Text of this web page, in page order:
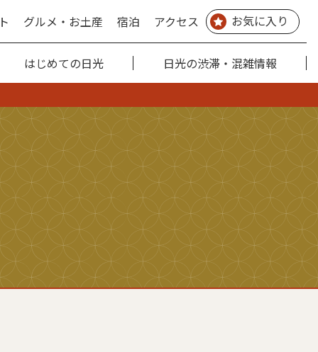
グルメ・お土産 宿泊 アクセス お気に入り
はじめての日光 日光の渋滞・混雑情報